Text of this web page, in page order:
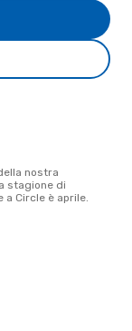
stagione di
a Circle è aprile.